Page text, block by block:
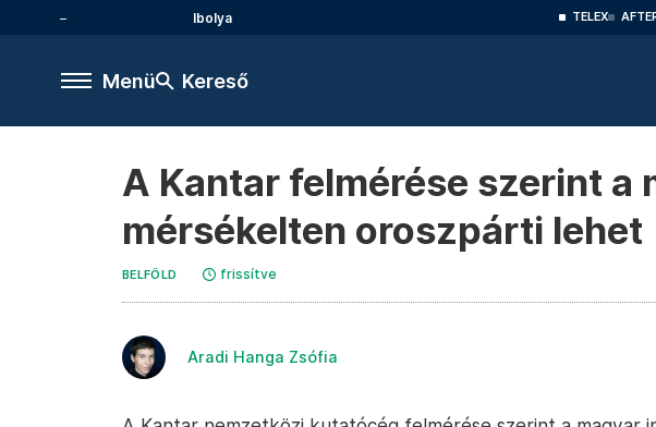
Ibolya TELEX
Menü Kereső
A Kantar felmérése szerint a
mérsékelten oroszpárti lehet
BELFÖLD frissítve
Aradi Hanga Zsófia